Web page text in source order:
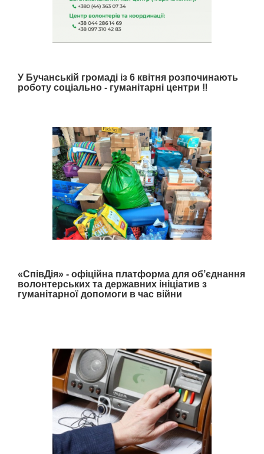
У Бучанській громаді із 6 квітня розпочинають
роботу соціально - гуманітарні центри ‼️
«СпівДія» - офіційна платформа для об’єднання
волонтерських та державних ініціатив з
гуманітарної допомоги в час війни